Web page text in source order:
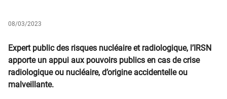
08/03/2023
​​​​Expert public des risques nucléaire et radiologique, l’IRSN
apporte un appui aux pouvoirs publics en cas de crise
radiologique ou nucléaire, d’origine accidentelle ou
malveillante.